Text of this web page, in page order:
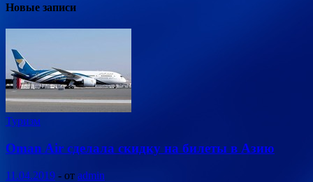
Новые записи
Туризм
Oman Air сделала скидку на билеты в Азию
11.04.2019 - от admin